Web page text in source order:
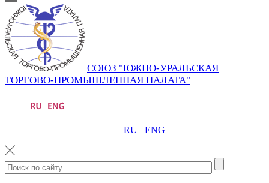
СОЮЗ "ЮЖНО-УРАЛЬСКАЯ
ТОРГОВО-ПРОМЫШЛЕННАЯ ПАЛАТА"
RU ENG